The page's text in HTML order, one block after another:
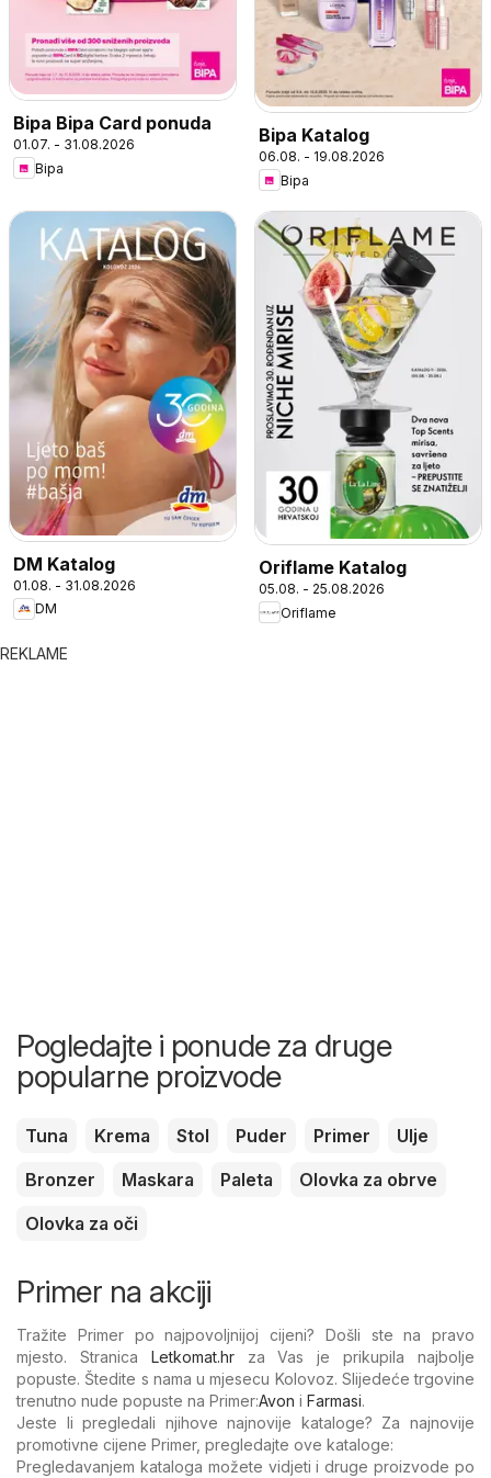
Bipa Bipa Card ponuda
01.07. - 31.08.2026
Bipa
Bipa Katalog
06.08. - 19.08.2026
Bipa
DM Katalog
01.08. - 31.08.2026
DM
Oriflame Katalog
05.08. - 25.08.2026
Oriflame
REKLAME
Pogledajte i ponude za druge
popularne proizvode
Tuna Krema Stol Puder Primer
Ulje
Bronzer
Maskara Paleta
Olovka za obrve
Olovka za oči
Primer na akciji
Tražite Primer po najpovoljnijoj cijeni? Došli ste na pravo
mjesto. Stranica Letkomat.hrza Vas je prikupila najbolje
popuste. Štedite s nama u mjesecu Kolovoz. Slijedeće trgovine
trenutno nude popuste na Primer:Avon i Farmasi.
Jeste li pregledali njihove najnovije kataloge? Za najnovije
promotivne cijene Primer, pregledajte ove kataloge:
Pregledavanjem kataloga možete vidjeti i druge proizvode po